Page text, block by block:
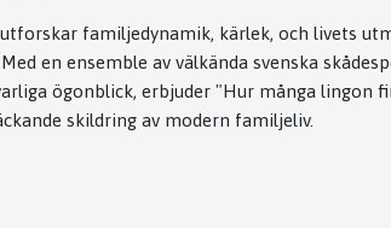
familjedynamik, kärlek, och livets
en ensemble av välkända svenska
ögonblick, erbjuder "Hur många lingon
skildring av modern familjeliv.